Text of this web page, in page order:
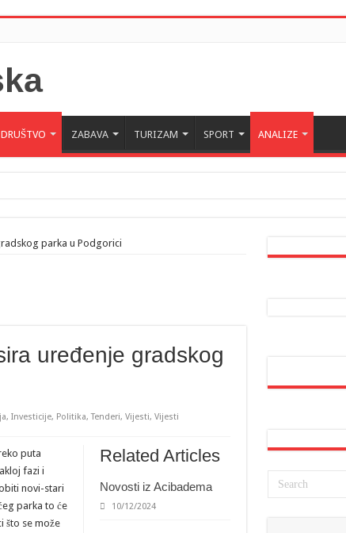
DRUŠTVO ZABAVA TURIZAM SPORT ANALIZE
Goru: Turska jedan od najvažnijih ekonomskih i strateških partnera naše
parka u Podgorici
uređenje gradskog
, Investicije, Politika,Tenderi, Vijesti, Vijesti
Related Articles
Novosti iz Acibadema
10/12/2024
puta
fazi i
novi-stari
parka to će
što se može